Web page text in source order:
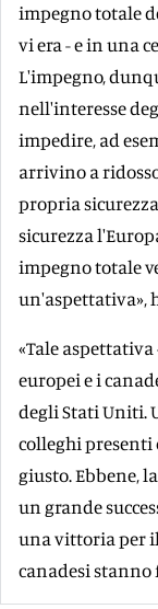
impegno totale
vi era - e in una
L'impegno,
nell'interesse
impedire, ad
arrivino a
propria
sicurezza
impegno totale
un'aspettativa»,
«Tale aspettativa
europei e i
degli Stati Uniti.
colleghi
giusto. Ebbene,
un grande
una vittoria per il
canadesi stanno